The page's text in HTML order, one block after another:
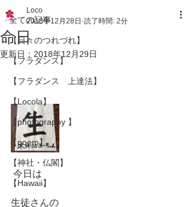
全ての記事
【日々のつれづれ】
【フラダンス】
【フラダンス 上達法】
【Locola】
【photography 】
【poem】
【神社・仏閣】
【Hawaii】
命日
Loco
2018年12月28日 読了時間: 2分
更新日： 2018年12月29日
今日は
生徒さんの